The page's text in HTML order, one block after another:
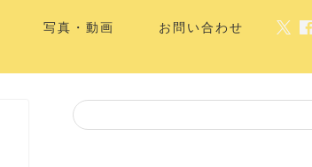
写真・動画 お問い合わせ